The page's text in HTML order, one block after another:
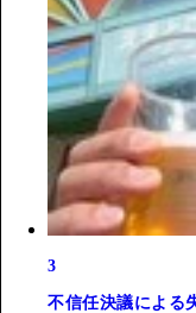
3
不信任決議による